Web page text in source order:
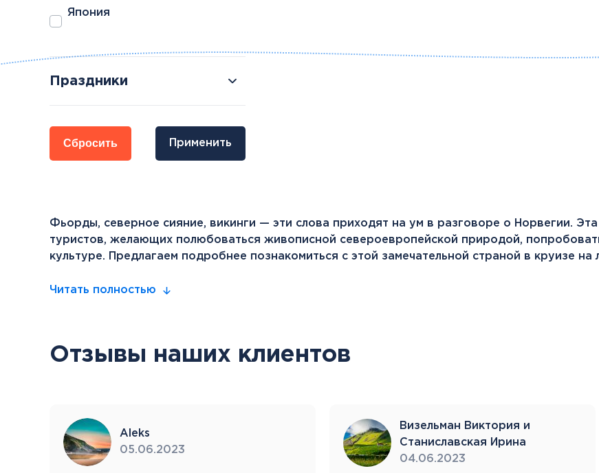
Япония
Праздники
Сбросить Применить
Фьорды, северное сияние, викинги — эти слова приходят на ум в разговоре о Норвегии.
туристов, желающих полюбоваться живописной североевропейской природой,
культуре. Предлагаем подробнее познакомиться с этой замечательной страной в круизе
Читать полностью
Отзывы наших клиентов
Aleks
05.06.2023
Визельман Виктория и
Станиславская Ирина
04.06.2023